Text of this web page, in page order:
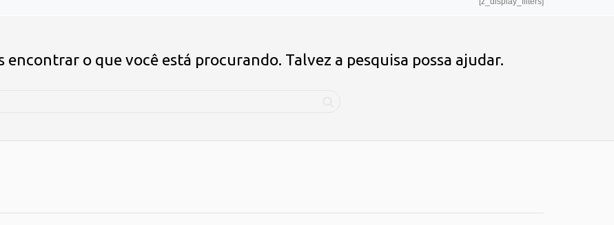
encontrar o que você está procurando. Talvez a pesquisa possa ajudar.